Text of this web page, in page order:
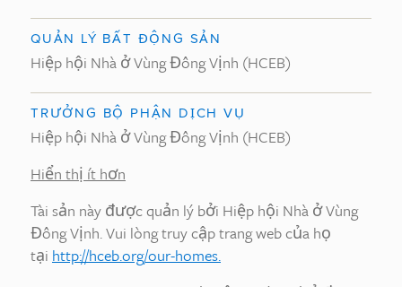
QUẢN LÝ BẤT ĐỘNG SẢN
Hiệp hội Nhà ở Vùng Đông Vịnh (HCEB)
TRƯỞNG BỘ PHẬN DỊCH VỤ
Hiệp hội Nhà ở Vùng Đông Vịnh (HCEB)
Hiển thị ít hơn
Tài sản này được quản lý bởi Hiệp hội Nhà ở Vùng
Đông Vịnh. Vui lòng truy cập trang web của họ
tại http://hceb.org/our-homes.